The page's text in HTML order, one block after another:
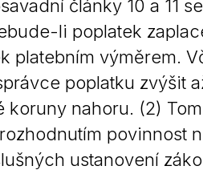
články 10 a 11
li poplatek
platebním výměrem.
poplatku zvýšit
nahoru. (2)
povinnost
ustanovení